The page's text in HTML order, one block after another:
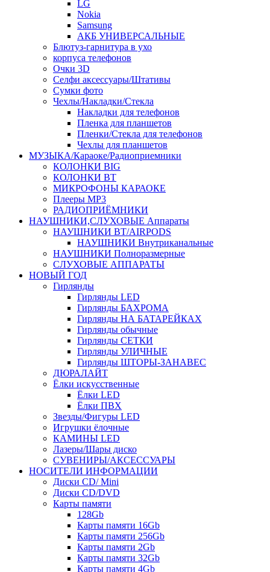
LG
Nokia
Samsung
АКБ УНИВЕРСАЛЬНЫЕ
Блютуз-гарнитура в ухо
корпуса телефонов
Очки 3D
Селфи аксессуары/Штативы
Сумки фото
Чехлы/Накладки/Стекла
Накладки для телефонов
Пленка для планшетов
Пленки/Стекла для телефонов
Чехлы для планшетов
МУЗЫКА/Караоке/Радиоприемники
КОЛОНКИ BIG
КОЛОНКИ BT
МИКРОФОНЫ КАРАОКЕ
Плееры MP3
РАДИОПРИЁМНИКИ
НАУШНИКИ,СЛУХОВЫЕ Аппараты
НАУШНИКИ BT/AIRPODS
НАУШНИКИ Внутриканальные
НАУШНИКИ Полноразмерные
СЛУХОВЫЕ АППАРАТЫ
НОВЫЙ ГОД
Гирлянды
Гирлянды LED
Гирлянды БАХРОМА
Гирлянды НА БАТАРЕЙКАХ
Гирлянды обычные
Гирлянды СЕТКИ
Гирлянды УЛИЧНЫЕ
Гирлянды ШТОРЫ-ЗАНАВЕС
ДЮРАЛАЙТ
Ёлки искусственные
Ёлки LED
Ёлки ПВХ
Звезды/Фигуры LED
Игрушки ёлочные
КАМИНЫ LED
Лазеры/Шары диско
СУВЕНИРЫ/АКСЕССУАРЫ
НОСИТЕЛИ ИНФОРМАЦИИ
Диски CD/ Mini
Диски CD/DVD
Карты памяти
128Gb
Карты памяти 16Gb
Карты памяти 256Gb
Карты памяти 2Gb
Карты памяти 32Gb
Карты памяти 4Gb